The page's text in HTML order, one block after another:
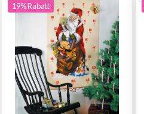
19% Rabatt